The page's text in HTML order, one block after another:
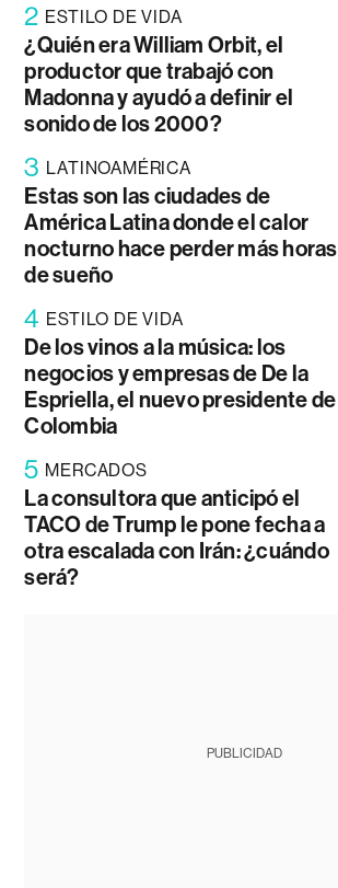
2 ESTILO DE VIDA
¿Quién era William Orbit, el
productor que trabajó con
Madonna y ayudó a definir el
sonido de los 2000?
3 LATINOAMÉRICA
Estas son las ciudades de
América Latina donde el calor
nocturno hace perder más horas
de sueño
4 ESTILO DE VIDA
De los vinos a la música: los
negocios y empresas de De la
Espriella, el nuevo presidente de
Colombia
5 MERCADOS
La consultora que anticipó el
TACO de Trump le pone fecha a
otra escalada con Irán: ¿cuándo
será?
PUBLICIDAD